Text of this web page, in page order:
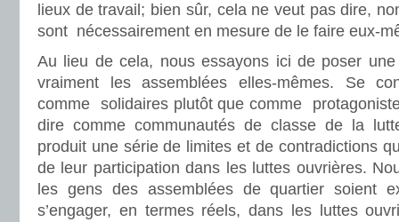
lieux de travail; bien sûr, cela ne veut pas dire,
sont nécessairement en mesure de le faire eux-
Au lieu de cela, nous essayons ici de poser
vraiment les assemblées elles-mêmes. Se
comme solidaires plutôt que comme
dire comme communautés de classe de la
produit une série de limites et de contradictions
de leur participation dans les luttes ouvrières.
les gens des assemblées de quartier soient
s’engager, en termes réels, dans les luttes